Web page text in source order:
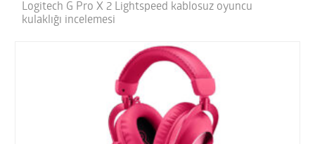
Logitech G Pro X 2 Lightspeed kablosuz oyuncu
kulaklığı incelemesi